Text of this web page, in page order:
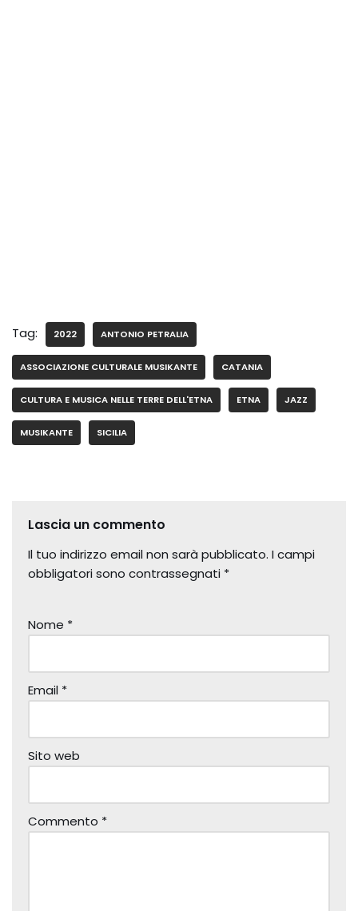
Tag: 2022 ANTONIO PETRALIA
ASSOCIAZIONE CULTURALE MUSIKANTE CATANIA
CULTURA E MUSICA NELLE TERRE DELL'ETNA ETNA JAZZ
MUSIKANTE SICILIA
Lascia un commento
Il tuo indirizzo email non sarà pubblicato. I campi
obbligatori sono contrassegnati *
Nome *
Email *
Sito web
Commento *